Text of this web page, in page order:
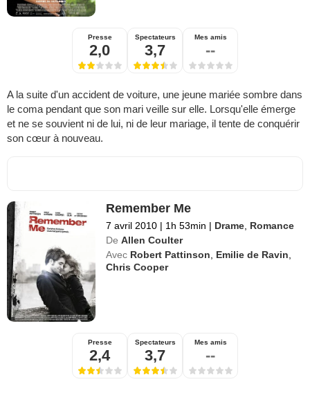
Presse
2,0
Spectateurs
3,7
Mes amis
--
A la suite d'un accident de voiture, une jeune mariée sombre dans
le coma pendant que son mari veille sur elle. Lorsqu'elle émerge
et ne se souvient ni de lui, ni de leur mariage, il tente de conquérir
son cœur à nouveau.
Remember Me
7 avril 2010 | 1h 53min | Drame Romance
De Allen Coulter
Avec Robert Pattinson Emilie de Ravin
Chris Cooper
Presse
2,4
Spectateurs
3,7
Mes amis
--